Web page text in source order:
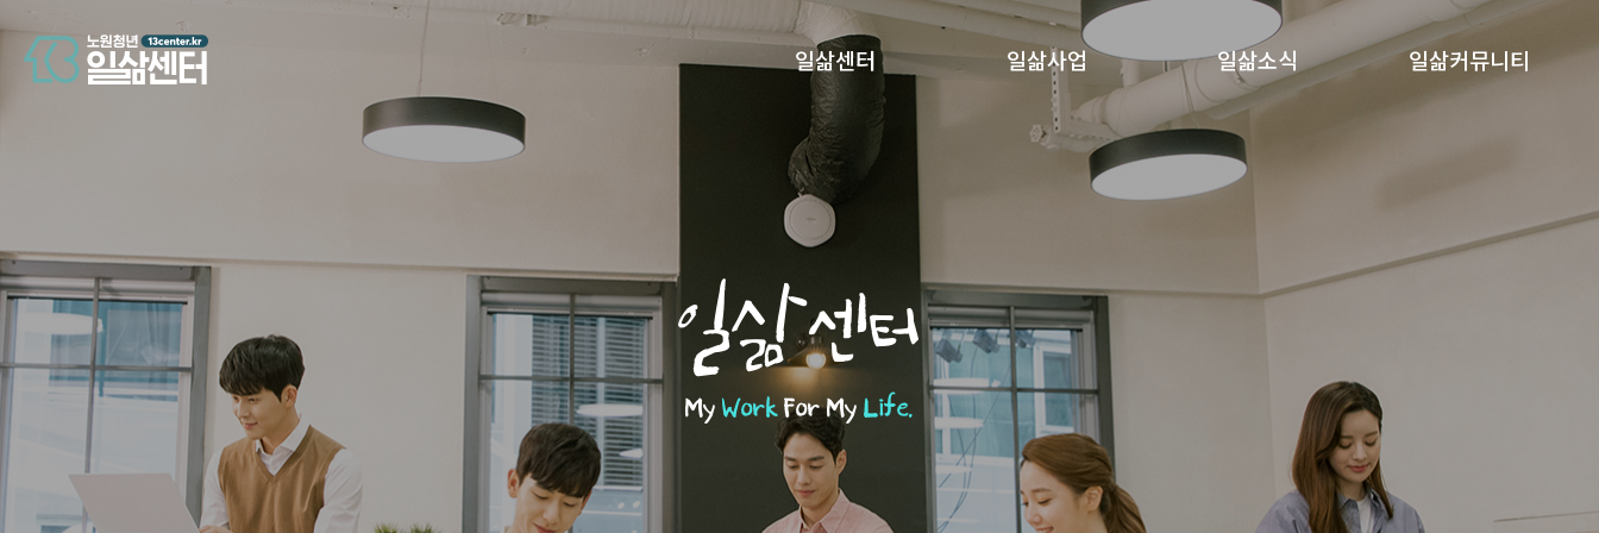
일삶센터 일삶사업 일삶소식 일삶커뮤니티
일삶센터
MyWorkFor MyLife.